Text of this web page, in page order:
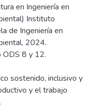
en Ingeniería en
Instituto
de Ingeniería en
2024.
ODS 8 y 12.
sostenido, inclusivo y
y el trabajo